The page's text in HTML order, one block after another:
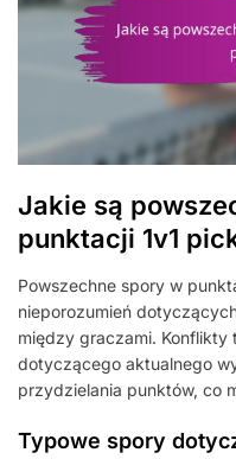
Jakie są
punktacji 1v1
Powszechne spory w
nieporozumień
między graczami. Konflikty
dotyczącego aktualnego
przydzielania punktów, co
Typowe spory